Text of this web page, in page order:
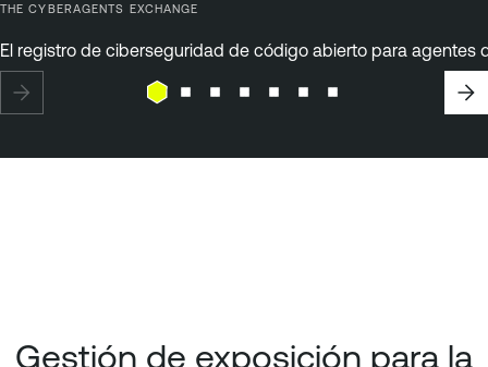
THE CYBERAGENTS EXCHANGE
El registro de ciberseguridad de código abierto para agentes
Gestión de exposición para la